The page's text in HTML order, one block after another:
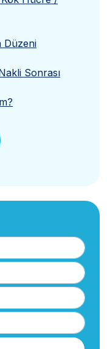
Düzeni
Sonrası